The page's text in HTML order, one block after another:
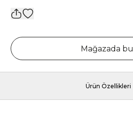
Mağazada bul
Ürün Özellikleri